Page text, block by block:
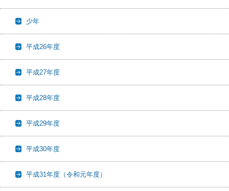
少年
平成26年度
平成27年度
平成28年度
平成29年度
平成30年度
平成31年度（令和元年度）